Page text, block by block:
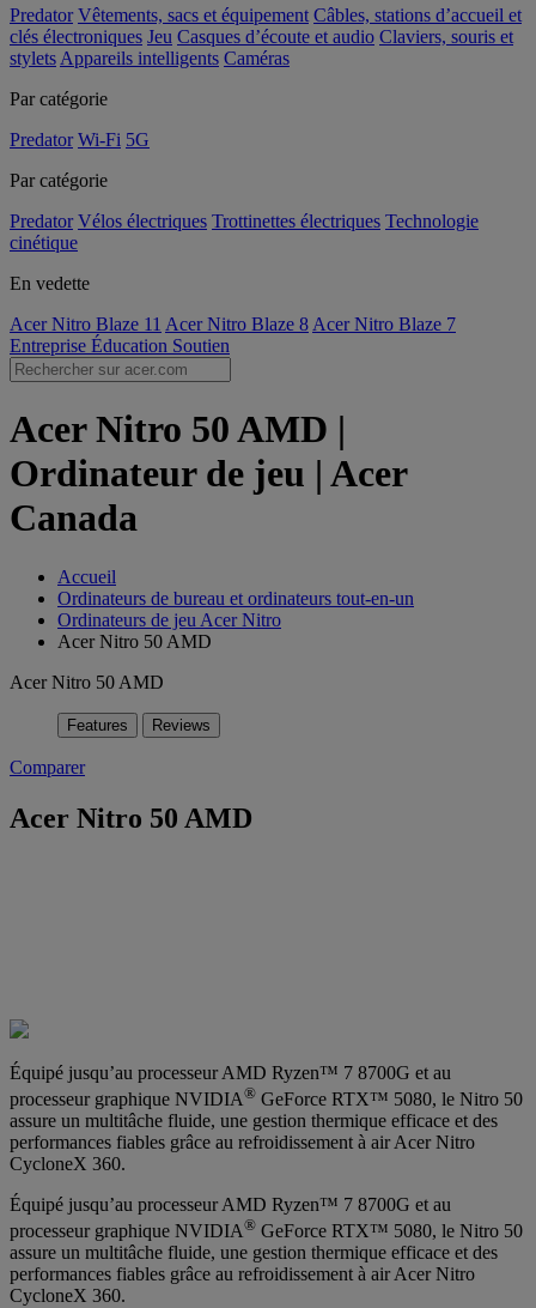
Predator Vêtements, sacs et équipement Câbles, stations d’accueil et
clés électroniques Jeu Casques d’écoute et audio Claviers, souris et
stylets Appareils intelligents Caméras
Par catégorie
Predator Wi-Fi 5G
Par catégorie
Predator Vélos électriques Trottinettes électriques Technologie
cinétique
En vedette
Acer Nitro Blaze 11 Acer Nitro Blaze 8 Acer Nitro Blaze 7
Entreprise Éducation Soutien
Acer Nitro 50 AMD |
Ordinateur de jeu | Acer
Canada
Accueil
Ordinateurs de bureau et ordinateurs tout-en-un
Ordinateurs de jeu Acer Nitro
Acer Nitro 50 AMD
Acer Nitro 50 AMD
Features Reviews
Comparer
Acer Nitro 50 AMD
Équipé jusqu’au processeur AMD Ryzen™ 7 8700G et au
processeur graphique NVIDIA® GeForce RTX™ 5080, le Nitro 50
assure un multitâche fluide, une gestion thermique efficace et des
performances fiables grâce au refroidissement à air Acer Nitro
CycloneX 360.
Équipé jusqu’au processeur AMD Ryzen™ 7 8700G et au
processeur graphique NVIDIA® GeForce RTX™ 5080, le Nitro 50
assure un multitâche fluide, une gestion thermique efficace et des
performances fiables grâce au refroidissement à air Acer Nitro
CycloneX 360.